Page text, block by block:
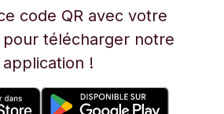
code QR avec votre
télécharger notre
application !